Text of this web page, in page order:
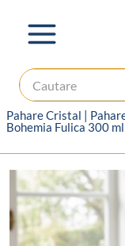
Pahare Cristal |
Bohemia Fulica 300 ml